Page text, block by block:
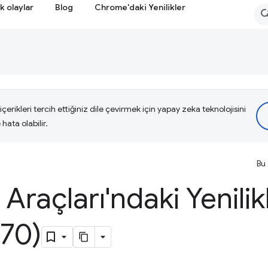
olaylar Blog Chrome'daki Yenilikler
tercih ettiğiniz dile çevirmek için yapay zeka teknolojisini
hata olabilir.
Bu